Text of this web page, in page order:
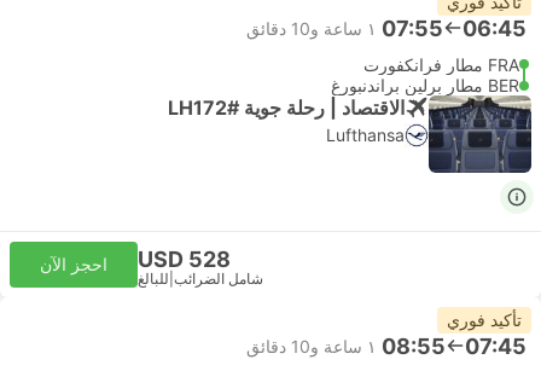
06:45
07:55 ١ ساعة و‫10 دقائق
FRA مطار فرانكفورت
BER مطار برلين براندنبورغ
الاقتصاد | رحلة جوية #LH172
Lufthansa
USD 528
شامل الضرائب للبالغ
احجز الآن
تأكيد فوري
07:45
08:55 ١ ساعة و‫10 دقائق